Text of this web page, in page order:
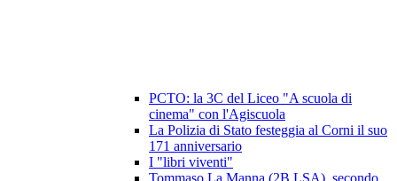
PCTO: la 3C del Liceo "A scuola di
cinema" con l'Agiscuola
La Polizia di Stato festeggia al Corni il suo
171 anniversario
I "libri viventi"